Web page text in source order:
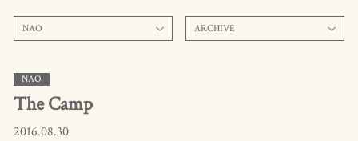
NAO ARCHIVE
NAO
The Camp
2016.08.30